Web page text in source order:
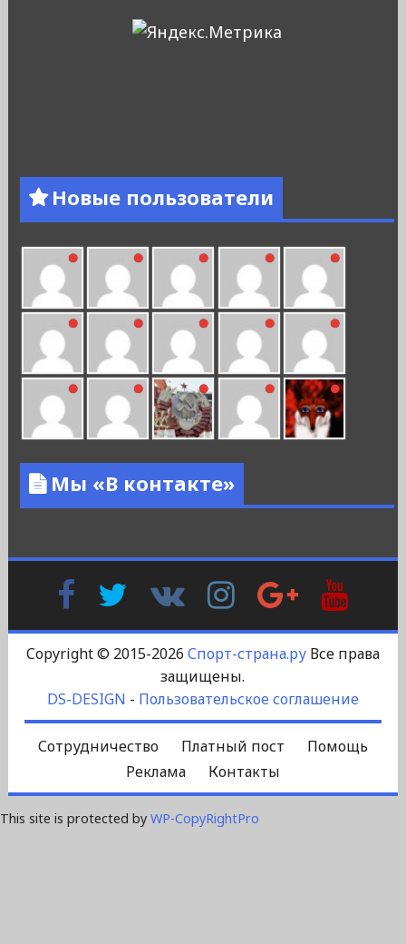
Новые пользователи
Мы «В контакте»
FacebookTwitter
Контакте
InstagramGoogle
Plus
Copyright © 2015-2026 Спорт-страна.руВсе права
защищены.
DS-DESIGN - Пользовательское соглашение
Сотрудничество Платный пост
Помощь
Реклама
Контакты
This site is protected by WP-CopyRightPro